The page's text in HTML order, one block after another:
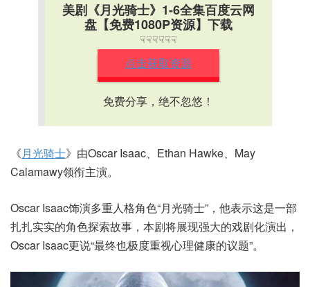
美剧《月光骑士》1-6全集百度云网
盘【免费1080P资源】下载
☟☟☟☟☟☟
点击获取资源
免费分享，绝不忽悠！
《月光骑士》由Oscar Isaac、Ethan Hawke、May
Calamawy领衔主演。
Oscar Isaac饰演多重人格角色“月光骑士”，他表示这是一部
扎扎实实的角色探索故事，本剧将展现强大的戏剧化演出，
Oscar Isaac更说“最终也极度重视心理健康的议题”。